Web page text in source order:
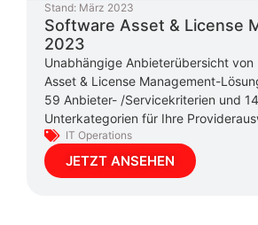
Stand: März 2023
Software Asset & License
2023
Unabhängige Anbieterübersicht
Asset & License Management-
59 Anbieter- /Servicekriterien und 14
Unterkategorien für Ihre
IT Operations
JETZT ANSEHEN